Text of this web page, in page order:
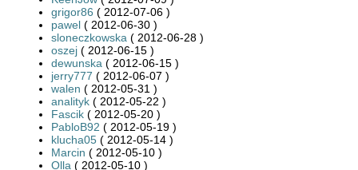
grigor86 ( 2012-07-06 )
pawel ( 2012-06-30 )
sloneczkowska ( 2012-06-28 )
oszej ( 2012-06-15 )
dewunska ( 2012-06-15 )
jerry777 ( 2012-06-07 )
walen ( 2012-05-31 )
analityk ( 2012-05-22 )
Fascik ( 2012-05-20 )
PabloB92 ( 2012-05-19 )
klucha05 ( 2012-05-14 )
Marcin ( 2012-05-10 )
Olla ( 2012-05-10 )